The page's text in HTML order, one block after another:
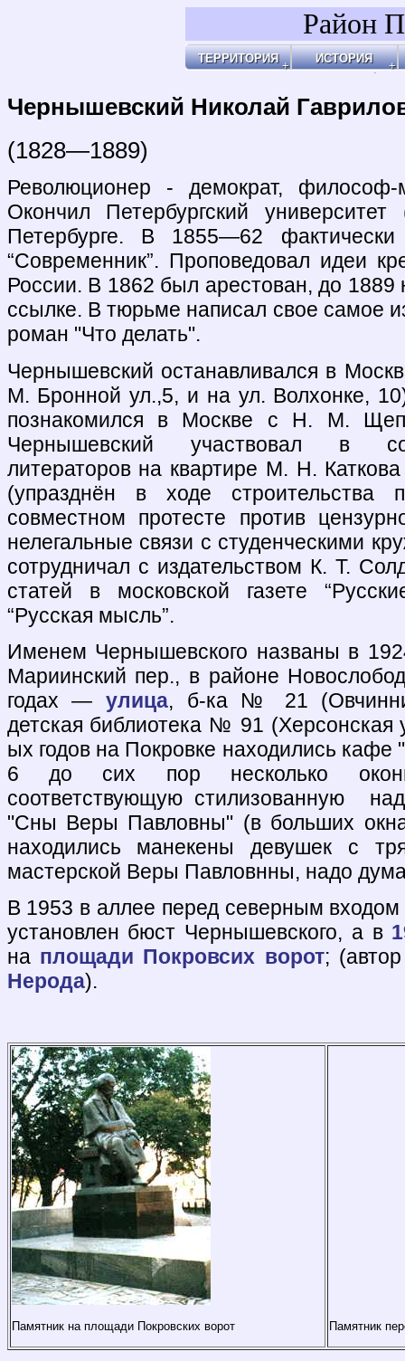
Район
ТЕРРИТОРИЯ
У
ИСТОРИЯ
Лепёхинский
Иноземцы и
Старые карты
Архитектура
Хронология
Хронология2
Чернышевский Николай
(1828—1889)
Революционер - демократ, философ-
Окончил Петербургский
Петербурге. В 1855—62 фактически
“Современник”. Проповедовал идеи
России. В 1862 был арестован, до 1889
ссылке. В тюрьме написал свое самое
роман "Что делать".
Чернышевский останавливался в
М. Бронной ул.,5, и на ул. Волхонке,
познакомился в Москве с Н. М.
Чернышевский участвовал в
литераторов на квартире М. Н.
(упразднён в ходе строительства
совместном протесте против
нелегальные связи с студенческими
сотрудничал с издательством К. Т.
статей в московской газете
“Русская мысль”.
Именем Чернышевского названы в
Мариинский пер., в районе
годах — улица, б-ка № 21
детская библиотека № 91 (Херсонская
ых годов на Покровке находились
6 до сих пор несколько
соответствующую стилизованную
"Сны Веры Павловны" (в больших
находились манекены девушек с
мастерской Веры Павловнны, надо
В 1953 в аллее перед северным
установлен бюст Чернышевского, а в
на площади Покровсих ворот;
Нерода).
Памятник на площади Покровских ворот Памятник